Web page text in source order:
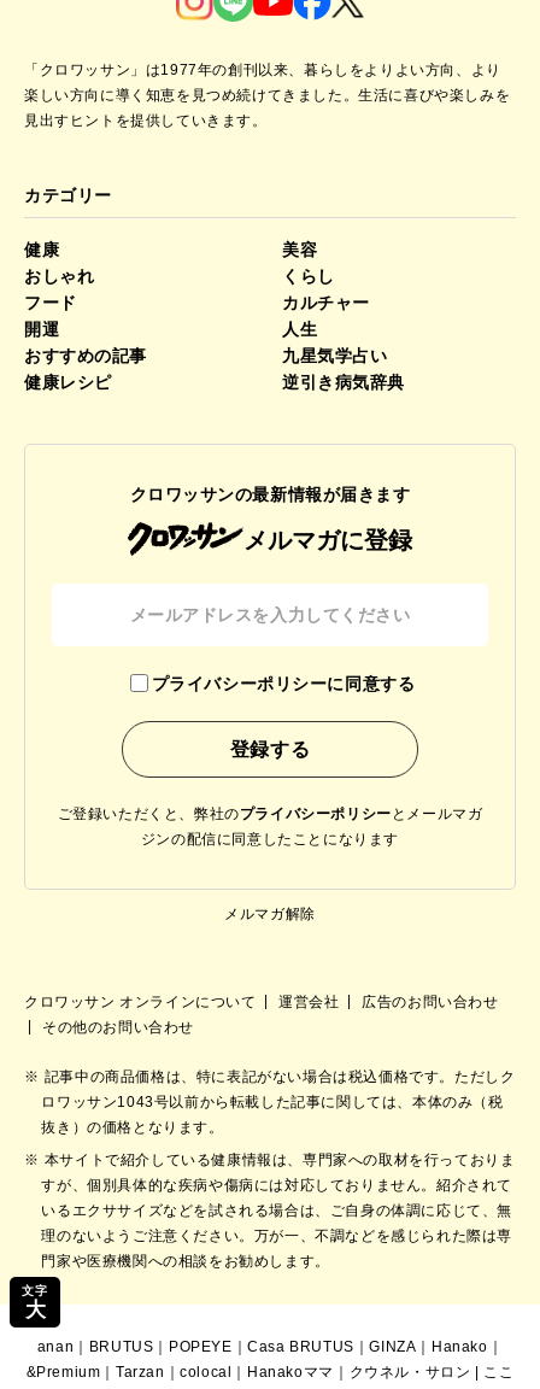
文字
大
「クロワッサン」は1977年の創刊以来、暮らしをよりよい方向、より
楽しい方向に導く知恵を見つめ続けてきました。生活に喜びや楽しみを
見出すヒントを提供していきます。
カテゴリー
健康
美容
おしゃれ
くらし
フード
カルチャー
開運
人生
おすすめの記事
九星気学占い
健康レシピ
逆引き病気辞典
クロワッサンの最新情報が届きます
メルマガに登録
プライバシーポリシーに同意する
ご登録いただくと、弊社のプライバシーポリシー と メールマガ
ジンの配信に同意したことになります
メルマガ解除
クロワッサン オンラインについて 運営会社
広告のお問い合わせ
その他のお問い合わせ
記事中の商品価格は、特に表記がない場合は税込価格です。ただしク
ロワッサン1043号以前から転載した記事に関しては、本体のみ（税
抜き）の価格となります。
本サイトで紹介している健康情報は、専門家への取材を行っておりま
すが、個別具体的な疾病や傷病には対応しておりません。紹介されて
いるエクササイズなどを試される場合は、ご自身の体調に応じて、無
理のないようご注意ください。万が一、不調などを感じられた際は専
門家や医療機関への相談をお勧めします。
anan ｜ BRUTUS ｜ POPEYE ｜Casa BRUTUS ｜GINZA ｜ Hanako ｜
&Premium ｜Tarzan ｜colocal ｜ Hanakoママ ｜ クウネル・サロン | ここ